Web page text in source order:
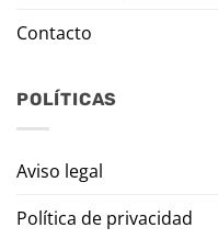
Contacto
POLÍTICAS
Aviso legal
Política de privacidad